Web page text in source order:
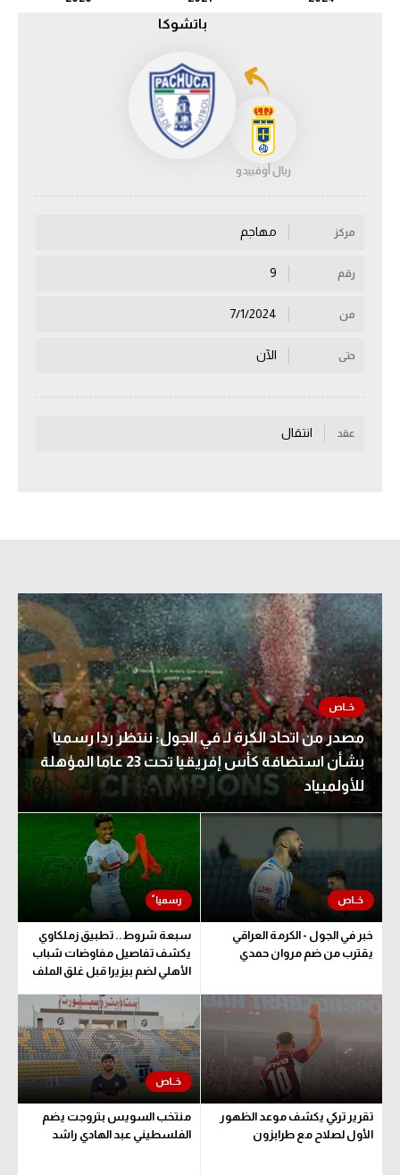
دوري أبطال أوروبا
دوري أبطال إفريقيا
أقسام
سعودي في الجول
رياضات أخرى
أمم إفريقيا
كرة السلة الأمريكية
كرة سلة
كرة يد
كرة طائرة
في المونديال
رياضة نسائية
آسيا
ركن الألعاب
أقسام خاصة
ميركاتو
باتشوكا
ريال أوفييدو
مركز مهاجم
رقم
من
حتى الآن
عقد انتقال
مصدر من اتحاد الكرة لـ في الجول: ننتظر ردا رسميا
بشأن استضافة كأس إفريقيا تحت 23 عاما المؤهلة
للأولمبياد
خبر في الجول - الكرمة العراقي
يقترب من ضم مروان حمدي
سبعة شروط.. تطبيق زملكاوي
يكشف تفاصيل مفاوضات شباب
الأهلي لضم بيزيرا قبل غلق الملف
تقرير تركي يكشف موعد الظهور
الأول لصلاح مع طرابزون
منتخب السويس بتروجت يضم
الفلسطيني عبد الهادي راشد